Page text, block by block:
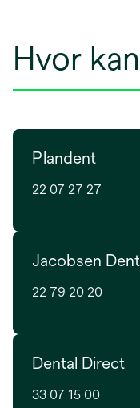
Hvor
Plandent
22 07 27 27
Jacobsen
22 79 20 20
Dental Direct
33 07 15 00